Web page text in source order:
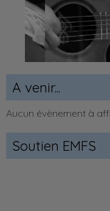
A venir...
Aucun évènement à
Soutien EMFS